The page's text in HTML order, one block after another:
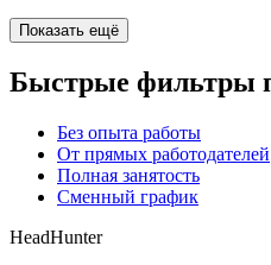
Показать ещё
Быстрые фильтры
Без опыта работы
От прямых работодателей
Полная занятость
Сменный график
HeadHunter